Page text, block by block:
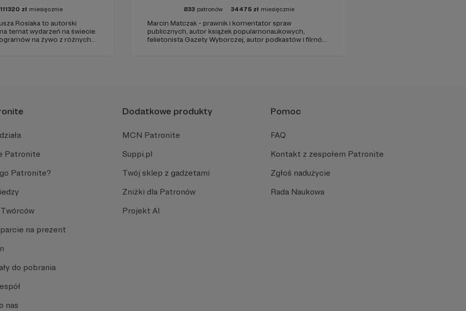
111320 zł miesięcznie
Rosiaka to autorski
temat wydarzeń na świecie.
na żywo z różnych
833 patronów 34475 zł miesięcznie
Marcin Matczak - prawnik i komentator spraw
publicznych, autor książek popularnonaukowych,
felietonista Gazety Wyborczej, autor podkastów i filmów
Patronite
Patronite?
na prezent
do pobrania
nas
Dodatkowe produkty
MCN Patronite
Suppi.pl
Twój sklep z gadżetami
Zniżki dla Patronów
Projekt AI
Pomoc
FAQ
Kontakt z zespołem Patronite
Zgłoś nadużycie
Rada Naukowa